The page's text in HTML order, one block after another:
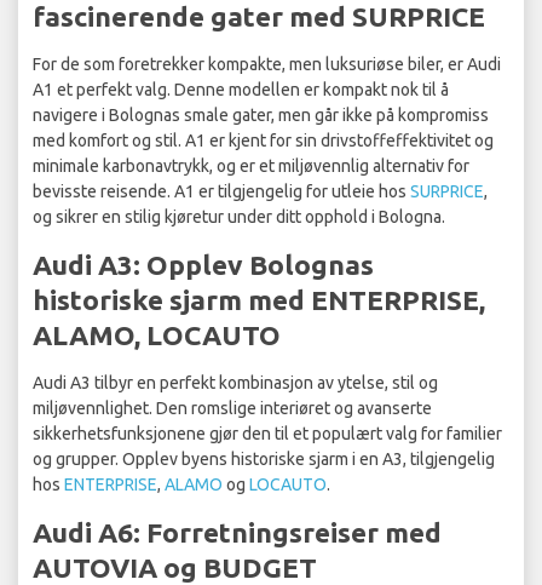
fascinerende gater med SURPRICE
For de som foretrekker kompakte, men luksuriøse biler, er Audi
A1 et perfekt valg. Denne modellen er kompakt nok til å
navigere i Bolognas smale gater, men går ikke på kompromiss
med komfort og stil. A1 er kjent for sin drivstoffeffektivitet og
minimale karbonavtrykk, og er et miljøvennlig alternativ for
bevisste reisende. A1 er tilgjengelig for utleie hos SURPRICE,
og sikrer en stilig kjøretur under ditt opphold i Bologna.
Audi A3: Opplev Bolognas
historiske sjarm med ENTERPRISE,
ALAMO, LOCAUTO
Audi A3 tilbyr en perfekt kombinasjon av ytelse, stil og
miljøvennlighet. Den romslige interiøret og avanserte
sikkerhetsfunksjonene gjør den til et populært valg for familier
og grupper. Opplev byens historiske sjarm i en A3, tilgjengelig
hos ENTERPRISE, ALAMO og LOCAUTO.
Audi A6: Forretningsreiser med
AUTOVIA og BUDGET